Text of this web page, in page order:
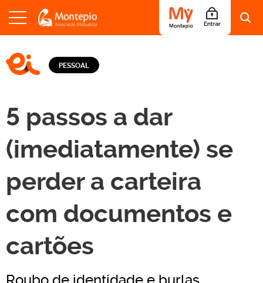
PESSOAL
5 passos a dar
(imediatamente) se
perder a carteira
com documentos e
cartões